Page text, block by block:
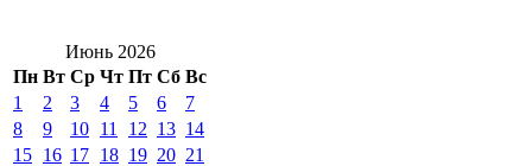
Июнь 2026
Пн Вт Ср Чт Пт Сб Вс
1
2 3 4 5 6
7
8
9 10 11 12 13 14
15 16 17 18 19 20 21